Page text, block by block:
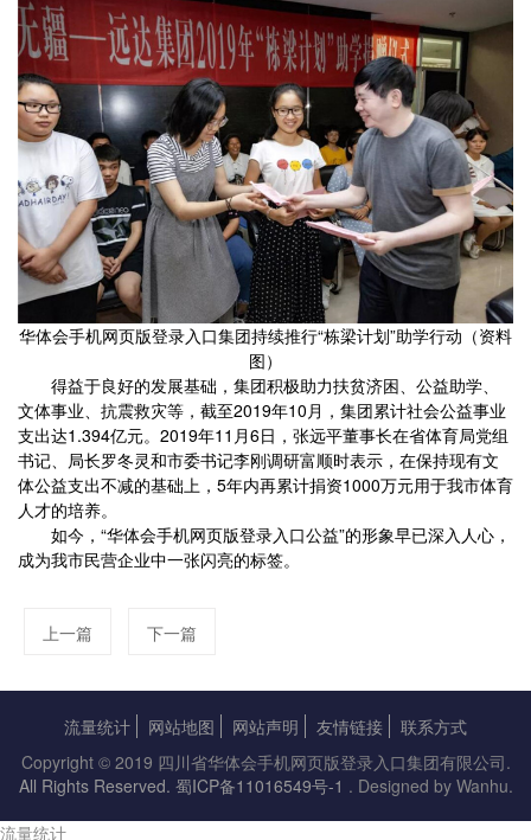
华体会手机网页版登录入口集团持续推行“栋梁计划”助学行动（资料
图）
得益于良好的发展基础，集团积极助力扶贫济困、公益助学、
文体事业、抗震救灾等，截至2019年10月，集团累计社会公益事业
支出达1.394亿元。2019年11月6日，张远平董事长在省体育局党组
书记、局长罗冬灵和市委书记李刚调研富顺时表示，在保持现有文
体公益支出不减的基础上，5年内再累计捐资1000万元用于我市体育
人才的培养。
如今，“华体会手机网页版登录入口公益”的形象早已深入人心，
成为我市民营企业中一张闪亮的标签。
上一篇 下一篇
流量统计 网站地图 网站声明 友情链接
联系方式
Copyright © 2019 四川省华体会手机网页版登录入口集团有限公司.
All Rights Reserved. 蜀ICP备11016549号-1 . Designed by Wanhu.
流量统计